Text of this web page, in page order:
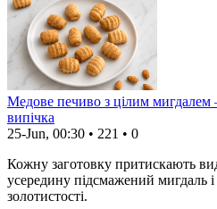
Медове печиво з цілим
випічка
25-Jun, 00:30 • 221 • 0
Кожну заготовку притискають
усередину підсмажений мигдаль і
золотистості.